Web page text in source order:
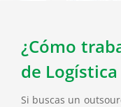
¿Cómo
de
Si buscas un